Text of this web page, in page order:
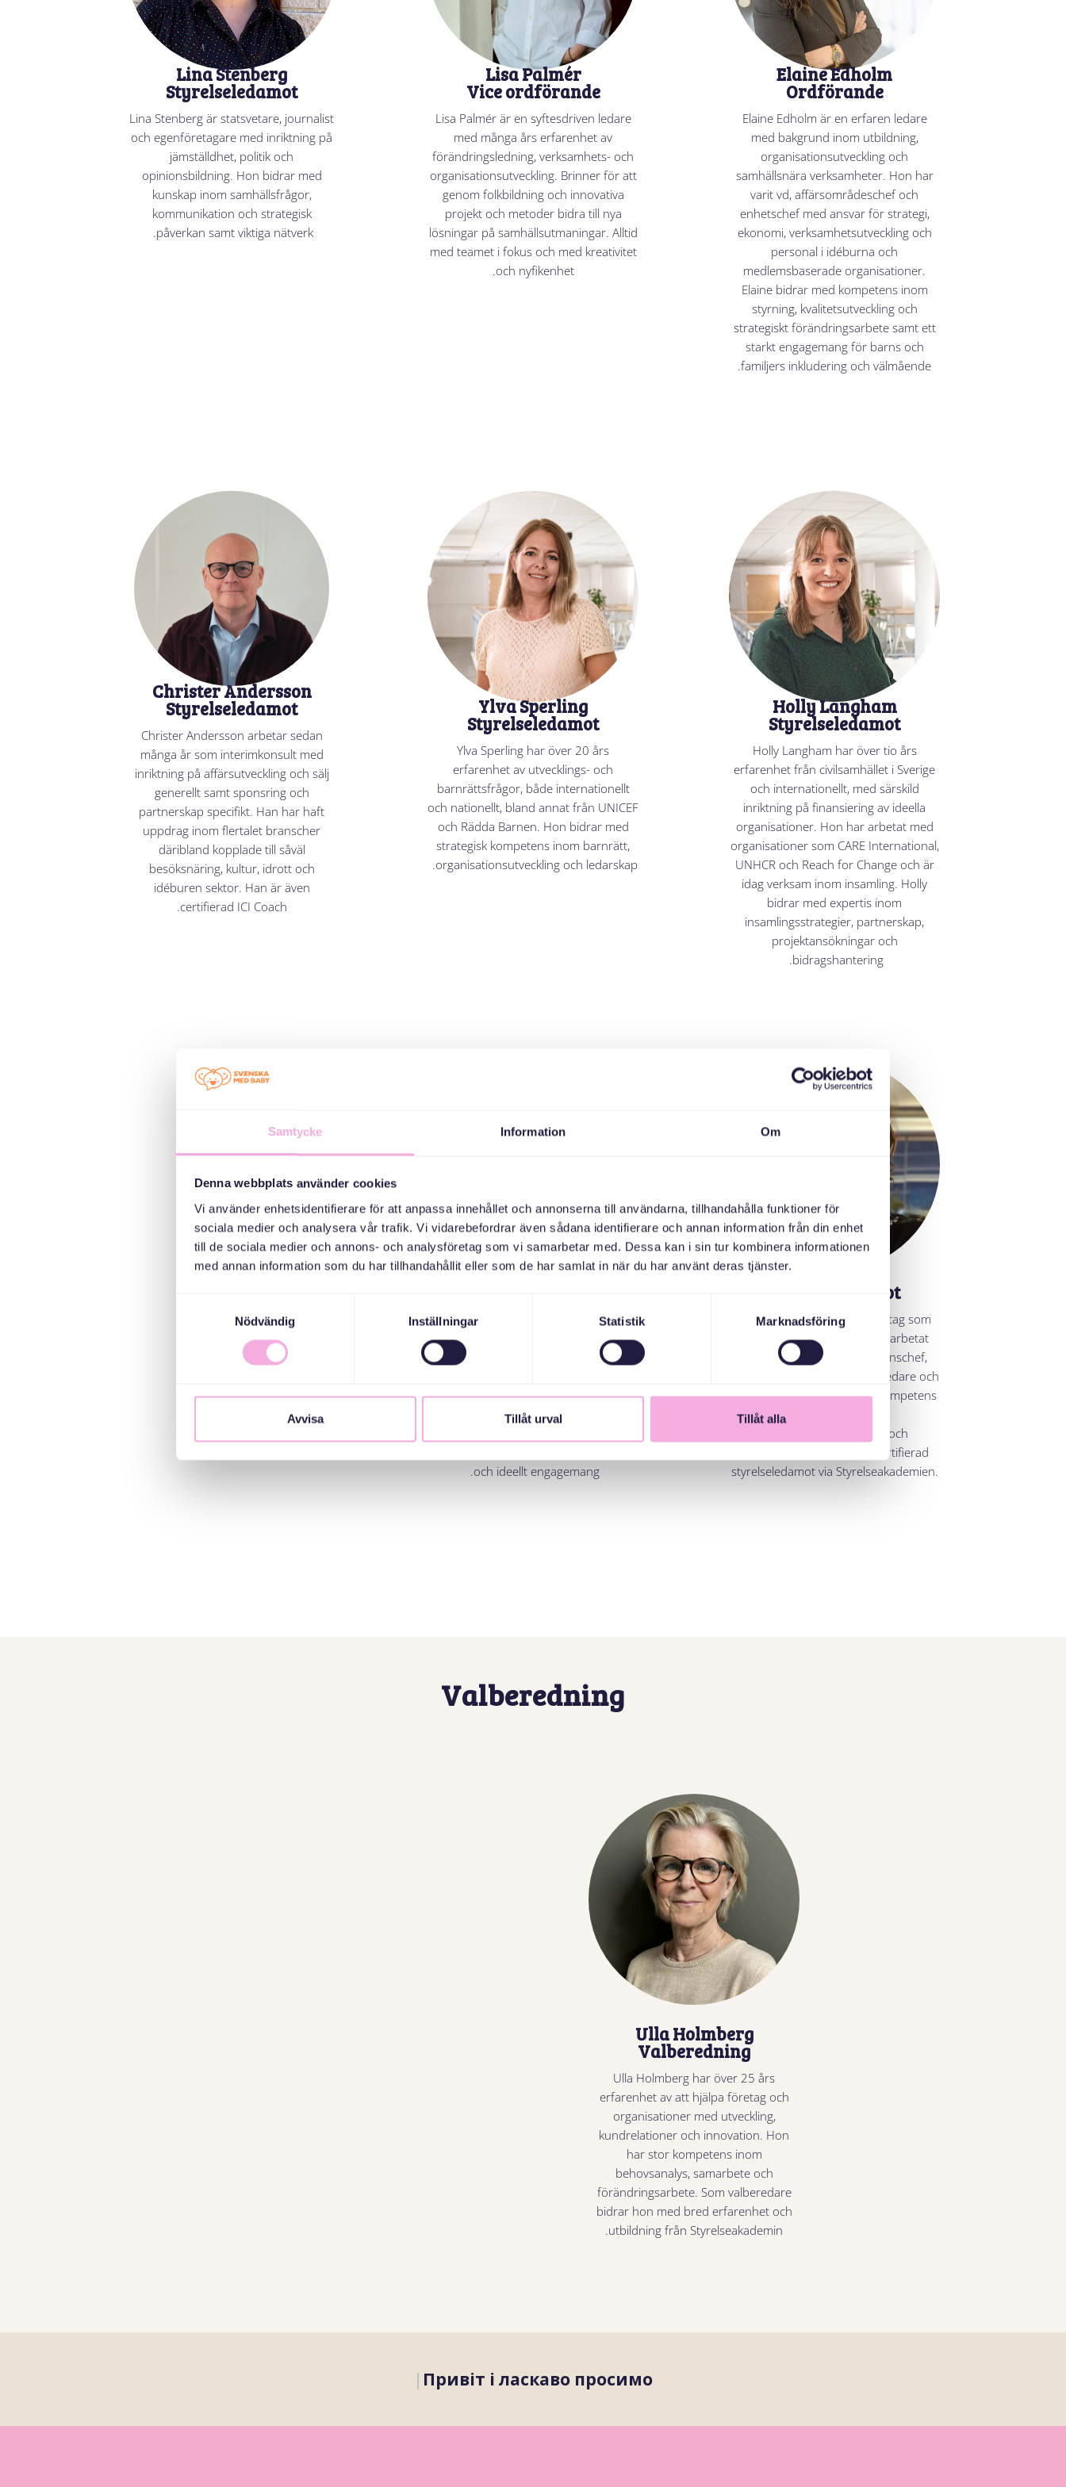
Samtycke Information Om
Denna webbplats använder cookies
Vi använder enhetsidentifierare för att anpassa innehållet och annonserna till användarna, tillhandahålla funktioner för
sociala medier och analysera vår trafik. Vi vidarebefordrar även sådana identifierare och annan information från din enhet
till de sociala medier och annons- och analysföretag som vi samarbetar med. Dessa kan i sin tur kombinera informationen
med annan information som du har tillhandahållit eller som de har samlat in när du har använt deras tjänster.
Nödvändig
Inställningar Statistik Marknadsföring
Avvisa Tillåt urval Tillåt alla
Elaine Edholm
Ordförande
Elaine Edholm är en erfaren ledare
med bakgrund inom utbildning,
organisationsutveckling och
samhällsnära verksamheter. Hon har
varit vd, affärsområdeschef och
enhetschef med ansvar för strategi,
ekonomi, verksamhetsutveckling och
personal i idéburna och
medlemsbaserade organisationer.
Elaine bidrar med kompetens inom
styrning, kvalitetsutveckling och
strategiskt förändringsarbete samt ett
starkt engagemang för barns och
familjers inkludering och välmående.
Lisa Palmér
Vice ordförande
Lisa Palmér är en syftesdriven ledare
med många års erfarenhet av
förändringsledning, verksamhets- och
organisationsutveckling. Brinner för att
genom folkbildning och innovativa
projekt och metoder bidra till nya
lösningar på samhällsutmaningar. Alltid
med teamet i fokus och med kreativitet
och nyfikenhet.
Lina Stenberg
Styrelseledamot
Lina Stenberg är statsvetare, journalist
och egenföretagare med inriktning på
jämställdhet, politik och
opinionsbildning. Hon bidrar med
kunskap inom samhällsfrågor,
kommunikation och strategisk
påverkan samt viktiga nätverk.
Holly Langham
Styrelseledamot
Holly Langham har över tio års
erfarenhet från civilsamhället i Sverige
och internationellt, med särskild
inriktning på finansiering av ideella
organisationer. Hon har arbetat med
organisationer som CARE International,
UNHCR och Reach for Change och är
idag verksam inom insamling. Holly
bidrar med expertis inom
insamlingsstrategier, partnerskap,
projektansökningar och
bidragshantering.
Ylva Sperling
Styrelseledamot
Ylva Sperling har över 20 års
erfarenhet av utvecklings- och
barnrättsfrågor, både internationellt
och nationellt, bland annat från UNICEF
och Rädda Barnen. Hon bidrar med
strategisk kompetens inom barnrätt,
organisationsutveckling och ledarskap.
Christer Andersson
Styrelseledamot
Christer Andersson arbetar sedan
många år som interimkonsult med
inriktning på affärsutveckling och sälj
generellt samt sponsring och
partnerskap specifikt. Han har haft
uppdrag inom flertalet branscher
däribland kopplade till såväl
besöksnäring, kultur, idrott och
idéburen sektor. Han är även
certifierad ICI Coach.
Kajsa Ögård
Styrelseledamot
Kajsa Ögård driver eget företag som
HR-konsult och har tidigare arbetat
som HR- och kommunikationschef,
managementkonsult, projektledare och
journalist. Hon bidrar med kompetens
organisationsutveckling och
kommunikation. Kajsa är certifierad
styrelseledamot via Styrelseakademien.
Mette Brolinson
Mette Brolinson är idrottschef och har
lång erfarenhet av arbete med
inkludering, tillgänglighet och
arbetat med att skapa delaktighet inom
såväl civilsamhälle som idrottsrörelser.
och ideellt engagemang.
Valberedning
Ulla Holmberg
Valberedning
Ulla Holmberg har över 25 års
erfarenhet av att hjälpa företag och
organisationer med utveckling,
kundrelationer och innovation. Hon
har stor kompetens inom
behovsanalys, samarbete och
förändringsarbete. Som valberedare
bidrar hon med bred erfarenhet och
utbildning från Styrelseakademin.
Привіт і ласкаво
|